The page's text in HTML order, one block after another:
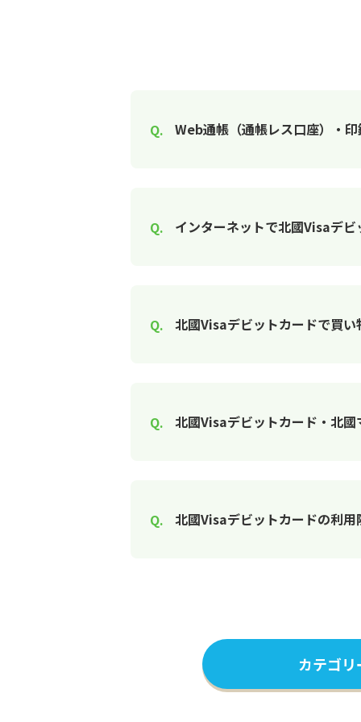
Web通帳（通帳レス口座）・
インターネットで北國Visaデ
北國Visaデビットカードで買
北國Visaデビットカード・北
北國Visaデビットカードの利
カテゴ